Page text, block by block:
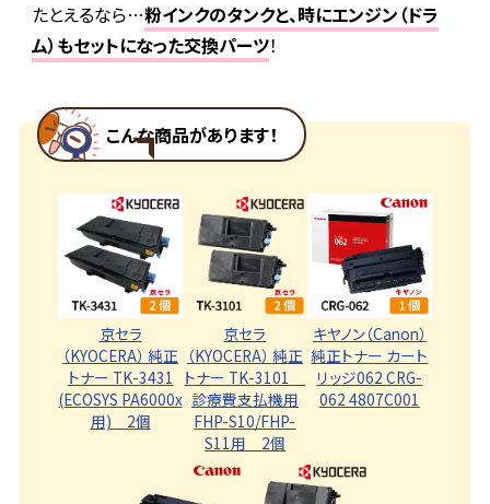
たとえるなら…粉インクのタンクと、時にエンジン（ドラ
ム）もセットになった交換パーツ！
こんな商品があります！
京セラ
（KYOCERA） 純正
トナー TK-3431
(ECOSYS PA6000x
用) 2個
京セラ
（KYOCERA） 純正
トナー TK-3101
診療費支払機用
FHP-S10/FHP-
S11用 2個
キヤノン（Canon）
純正トナー カート
リッジ062 CRG-
062 4807C001